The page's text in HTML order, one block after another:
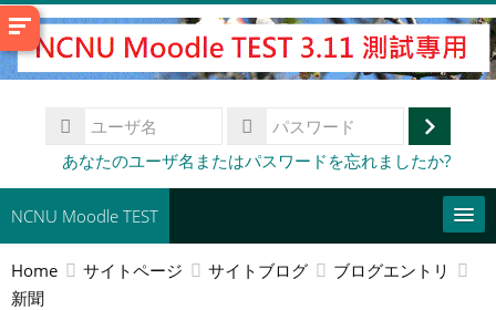
メ
イ
ン
ツ
ス
キ
名
ー
ド
ロ
あなたのユーザ名またはパスワードを忘れましたか?
NCNU Moodle TEST
常用連結
Home サイトページ サイトブログ
ブログエントリ
新聞